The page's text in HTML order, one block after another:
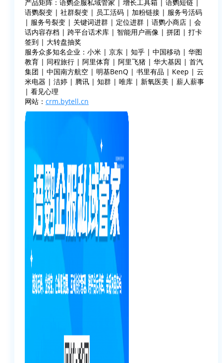
产品矩阵：语鹦企服私域管家 | 增长工具箱 | 语鹦短链 |
语鹦裂变 | 社群裂变 | 员工活码 | 加粉链接 | 服务号活码
| 服务号裂变 | 关键词进群 | 定位进群 | 语鹦小商店 | 会
话内容存档 | 跨平台话术库 | 智能用户画像 | 拼团 | 打卡
签到 | 大转盘抽奖
服务众多知名企业：小米 | 京东 | 知乎 | 中国移动 | 华图
教育 | 同程旅行 | 阿里体育 | 阿里飞猪 | 华大基因 | 首汽
集团 | 中国南方航空 | 明基BenQ | 书里有品 | Keep | 云
米电器 | 洁婷 | 腾讯 | 知群 | 唯库 | 新氧医美 | 薪人薪事
| 看见心理
网站： crm.bytell.cn